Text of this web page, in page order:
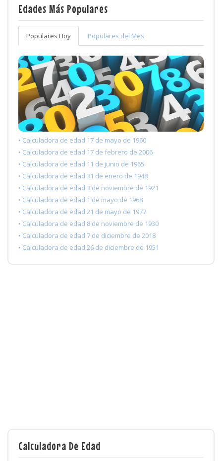
Edades Más Populares
Populares Hoy Populares del Mes
• Calculadora de edad 17 de mayo de 1960
• Calculadora de edad 17 de febrero de 2006
• Calculadora de edad 11 de junio de 1965
• Calculadora de edad 31 de enero de 1948
• Calculadora de edad 3 de noviembre de 1921
• Calculadora de edad 1 de mayo de 1968
• Calculadora de edad 21 de mayo de 1977
• Calculadora de edad 8 de noviembre de 1930
• Calculadora de edad 7 de diciembre de 2018
• Calculadora de edad 26 de diciembre de 1951
Calculadora De Edad